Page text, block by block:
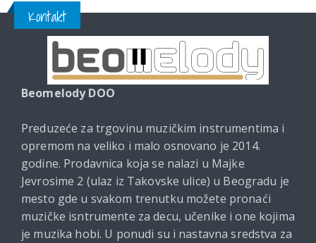
Kontakt
Beomelody DOO
Preduzeće za trgovinu muzičkim instrumentima i
opremom na veliko i malo osnovano je 2014.
godine. Prodavnica koja se nalazi u Majke
Jevrosime 2 (ulaz iz Takovske ulice) u Beogradu je
mesto gde u svakom trenutku možete pronaći
muzičke isntrumente za decu, učenike i one kojima
je muzika hobi. U ponudi su i nastavna sredstva za